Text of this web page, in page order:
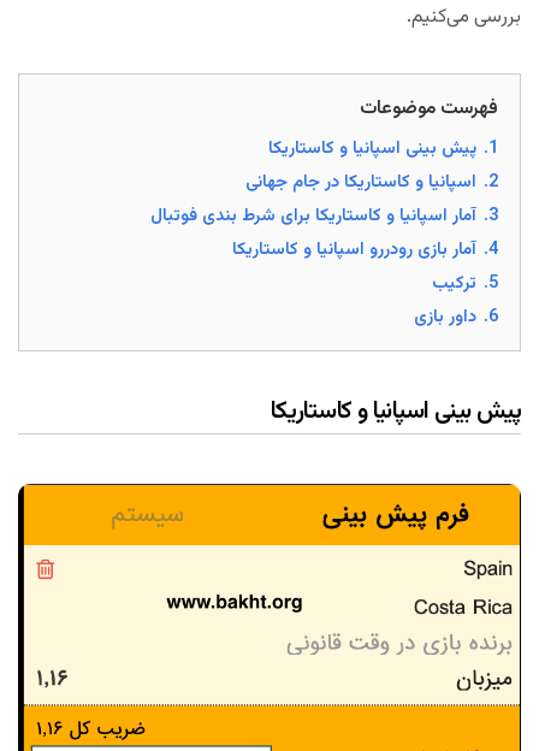
بررسی می‌کنیم.
فهرست موضوعات
1. پیش بینی اسپانیا و کاستاریکا
2. اسپانیا و کاستاریکا در جام جهانی
3. آمار اسپانیا و کاستاریکا برای شرط بندی فوتبال
4. آمار بازی رودررو اسپانیا و کاستاریکا
5. ترکیب
6. داور بازی
پیش بینی اسپانیا و کاستاریکا